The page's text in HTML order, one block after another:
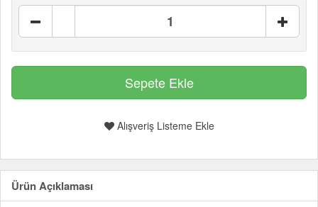
Alışveriş Listeme Ekle
Ürün Açıklaması